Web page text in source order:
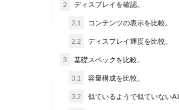
2 ディスプレイを確認。
2.1 コンテンツの表示を比較。
2.2 ディスプレイ輝度を比較。
3 基礎スペックを比較。
3.1 容量構成を比較。
3.2 似ているようで似ていないAI